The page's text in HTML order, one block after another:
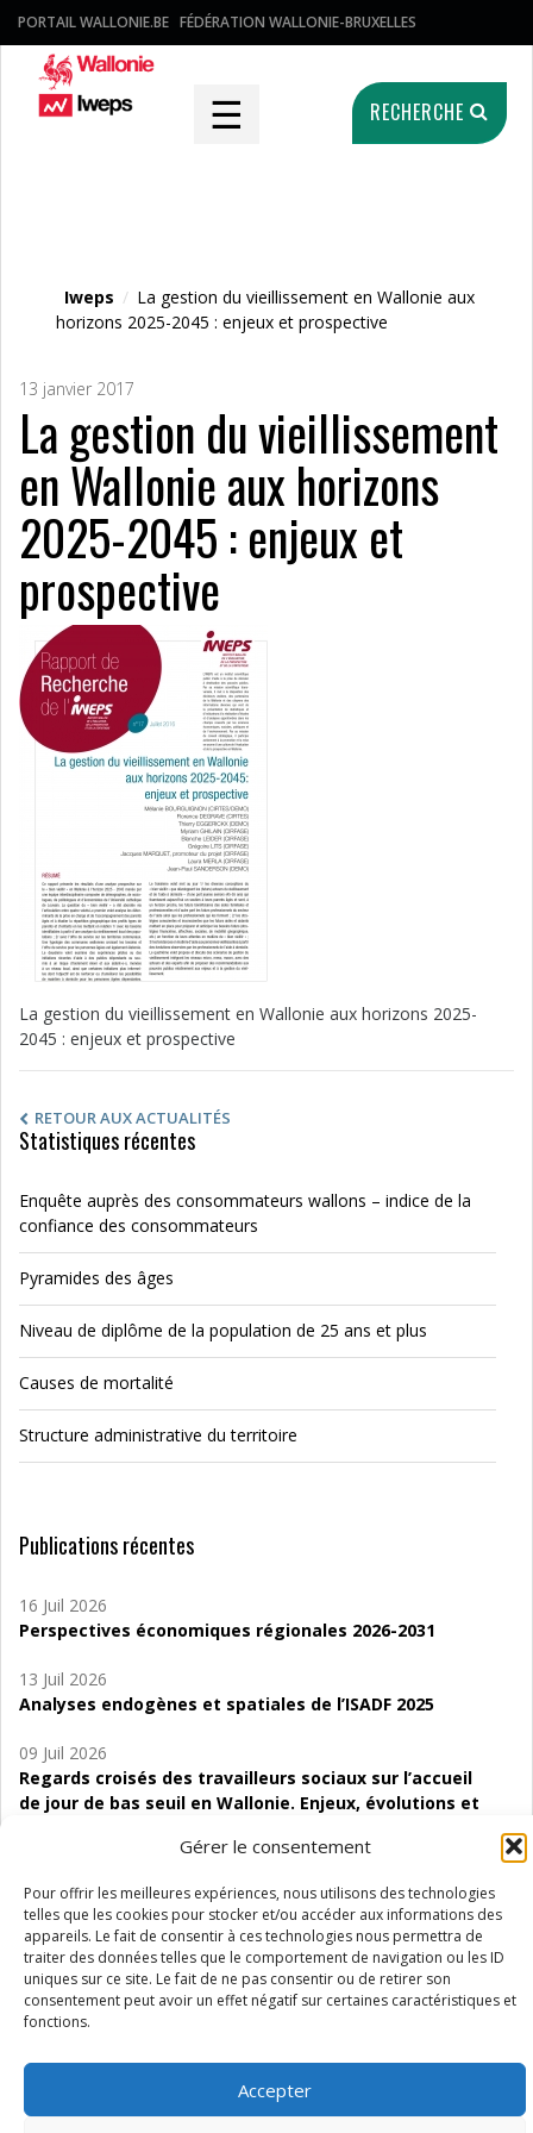
Gérer le consentement
Pour offrir les meilleures expériences, nous utilisons des technologies
telles que les cookies pour stocker et/ou accéder aux informations des
appareils. Le fait de consentir à ces technologies nous permettra de
traiter des données telles que le comportement de navigation ou les ID
uniques sur ce site. Le fait de ne pas consentir ou de retirer son
consentement peut avoir un effet négatif sur certaines caractéristiques et
fonctions.
Accepter
PORTAIL WALLONIE.BE FÉDÉRATION WALLONIE-BRUXELLES
☰ RECHERCHE
Iweps / La gestion du vieillissement en Wallonie aux
horizons 2025-2045 : enjeux et prospective
13 janvier 2017
La gestion du vieillissement
en Wallonie aux horizons
2025-2045 : enjeux et
prospective
La gestion du vieillissement en Wallonie aux horizons 2025-
2045 : enjeux et prospective
RETOUR AUX ACTUALITÉS
Statistiques récentes
Enquête auprès des consommateurs wallons – indice de la
confiance des consommateurs
Pyramides des âges
Niveau de diplôme de la population de 25 ans et plus
Causes de mortalité
Structure administrative du territoire
Publications récentes
16 Juil 2026
Perspectives économiques régionales 2026-2031
13 Juil 2026
Analyses endogènes et spatiales de l’ISADF 2025
09 Juil 2026
Regards croisés des travailleurs sociaux sur l’accueil
de jour de bas seuil en Wallonie. Enjeux, évolutions et
Étude d’évaluabilité des Structures
d’accompagnement à l’autocréation d’emploi (SAACE)
01 Juil 2026
Pénurie du personnel infirmier :quels indicateurs
d’offre de soins pour comprendre la situation en